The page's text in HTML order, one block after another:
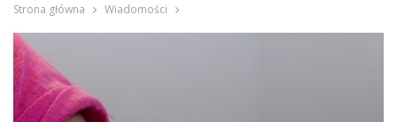
Strona główna Wiadomości